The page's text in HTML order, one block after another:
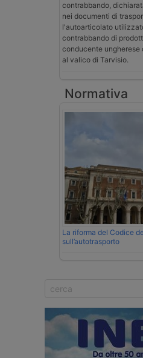
contrabbando,
nei documenti di
l'autoarticolato
contrabbando di
conducente ungherese
al valico di Tarvisio.
Normativa
La riforma del Codice
sull’autotrasporto